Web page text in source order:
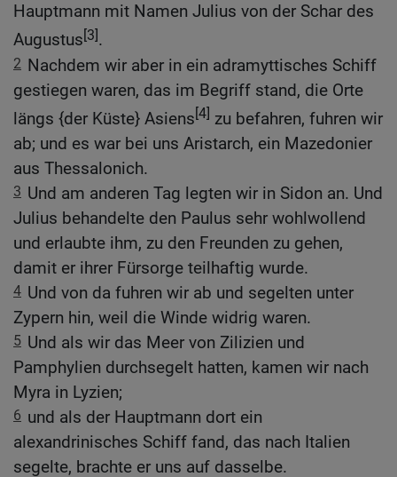
Hauptmann mit Namen Julius von der Schar des
Augustus[3].
2 Nachdem wir aber in ein adramyttisches Schiff
gestiegen waren, das im Begriff stand, die Orte
längs {der Küste} Asiens[4] zu befahren, fuhren wir
ab; und es war bei uns Aristarch, ein Mazedonier
aus Thessalonich.
3 Und am anderen Tag legten wir in Sidon an. Und
Julius behandelte den Paulus sehr wohlwollend
und erlaubte ihm, zu den Freunden zu gehen,
damit er ihrer Fürsorge teilhaftig wurde.
4 Und von da fuhren wir ab und segelten unter
Zypern hin, weil die Winde widrig waren.
5 Und als wir das Meer von Zilizien und
Pamphylien durchsegelt hatten, kamen wir nach
Myra in Lyzien;
6 und als der Hauptmann dort ein
alexandrinisches Schiff fand, das nach Italien
segelte, brachte er uns auf dasselbe.